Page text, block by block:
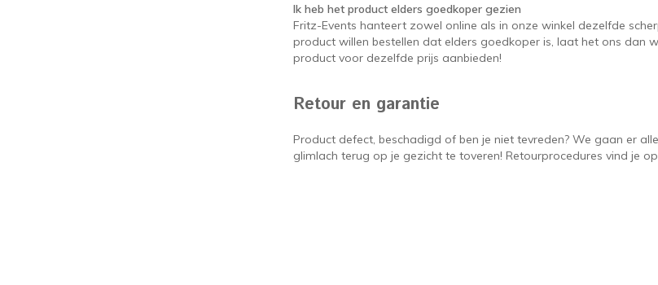
Ik heb het product elders goedkoper gezien
Fritz-Events hanteert zowel online als in onze winkel dezelfde
product willen bestellen dat elders goedkoper is, laat het ons dan
product voor dezelfde prijs aanbieden!
Retour en garantie
Product defect, beschadigd of ben je niet tevreden? We gaan er
glimlach terug op je gezicht te toveren! Retourprocedures vind je